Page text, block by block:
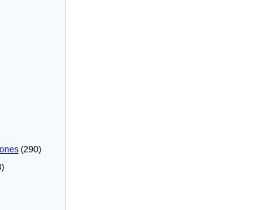
(290)